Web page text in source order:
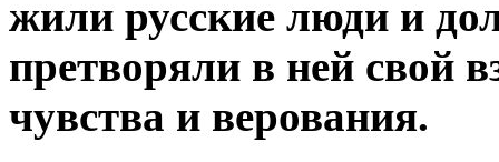
жили русские люди и
претворяли в ней свой
чувства и верования.